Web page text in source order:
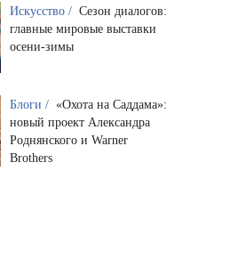
Искусство / Сезон диалогов:
главные мировые выставки
осени-зимы
Блоги / «Охота на Саддама»:
новый проект Александра
Роднянского и Warner
Brothers